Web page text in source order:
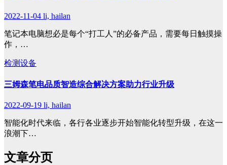
2022-11-04 li, hailan
笔记本电脑想必是每个“打工人”的必备产品，需要每日触摸操
作，…
检测设备
三姆森笔电品质智造综合解决方案助力行业升级
2022-09-19 li, hailan
智能化时代来临，各行各业逐步开始智能化转型升级，在这一
浪潮下…
文章分页